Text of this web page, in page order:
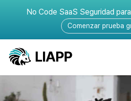
No Code SaaS Seguridad
Comenzar prueba